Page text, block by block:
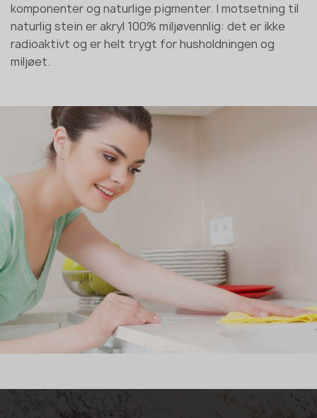
komponenter og naturlige pigmenter. I motsetning til
naturlig stein er akryl 100% miljøvennlig: det er ikke
radioaktivt og er helt trygt for husholdningen og
miljøet.